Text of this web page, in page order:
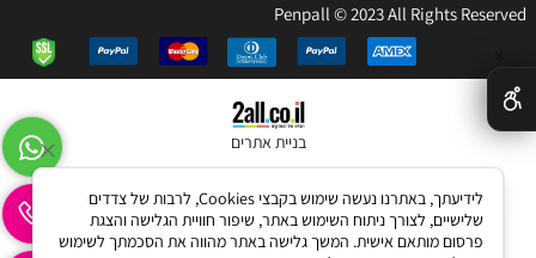
Penpall © 2023 All Rights Reserved
בניית אתרים
לידיעתך, באתרנו נעשה שימוש בקבצי Cookies, לרבות של צדדים
שלישיים, לצורך ניתוח השימוש באתר, שיפור חוויית הגלישה והצגת
פרסום מותאם אישית. המשך גלישה באתר מהווה את הסכמתך לשימוש